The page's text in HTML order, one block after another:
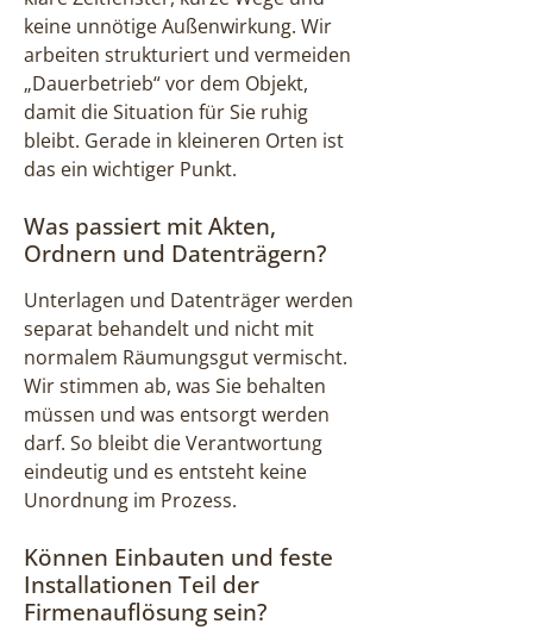
keine unnötige Außenwirkung. Wir
arbeiten strukturiert und vermeiden
„Dauerbetrieb“ vor dem Objekt,
damit die Situation für Sie ruhig
bleibt. Gerade in kleineren Orten ist
das ein wichtiger Punkt.
Was passiert mit Akten,
Ordnern und Datenträgern?
Unterlagen und Datenträger werden
separat behandelt und nicht mit
normalem Räumungsgut vermischt.
Wir stimmen ab, was Sie behalten
müssen und was entsorgt werden
darf. So bleibt die Verantwortung
eindeutig und es entsteht keine
Unordnung im Prozess.
Können Einbauten und feste
Installationen Teil der
Firmenauflösung sein?